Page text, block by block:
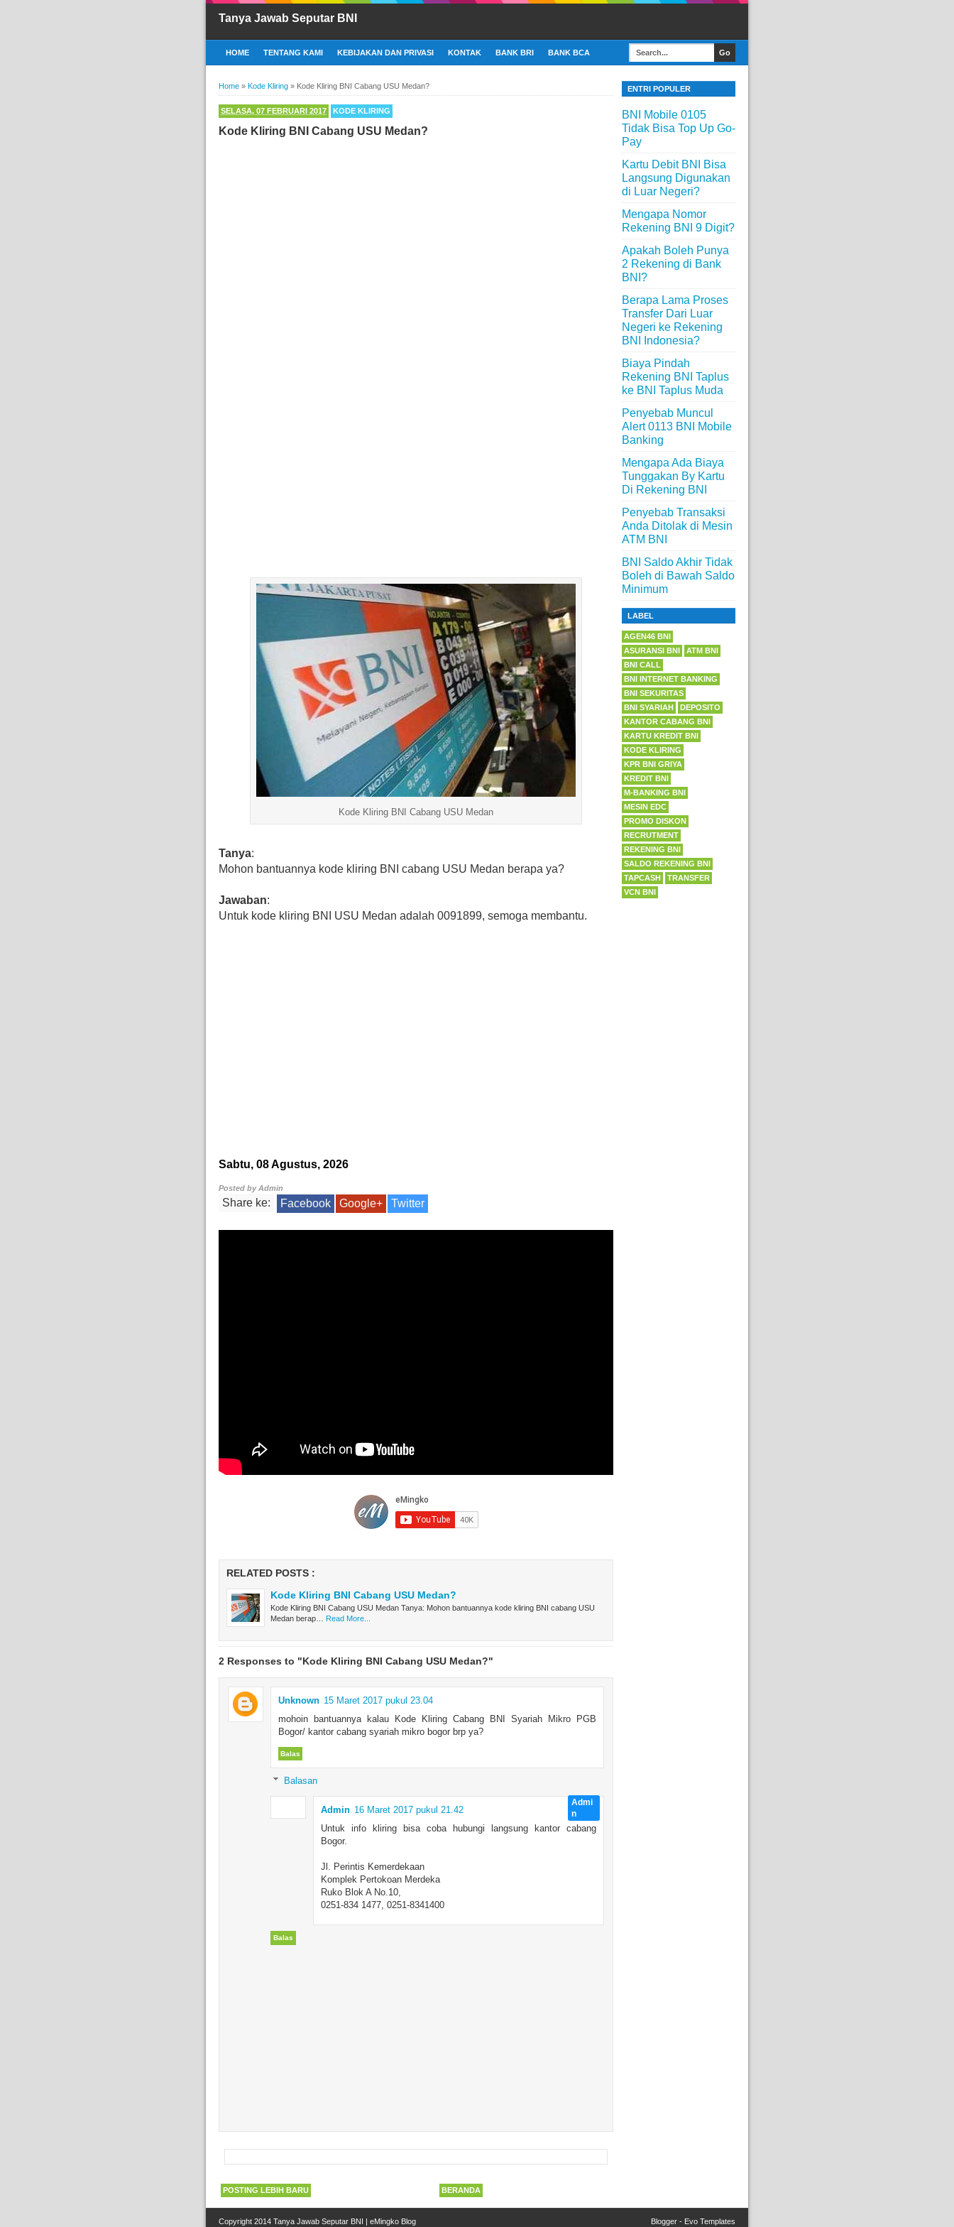
Tanya Jawab Seputar BNI
HOME TENTANG KAMI KEBIJAKAN DAN PRIVASI KONTAK BANK BRI BANK BCA
Home » Kode Kliring » Kode Kliring BNI Cabang USU Medan?
SELASA, 07 FEBRUARI 2017 KODE KLIRING
Kode Kliring BNI Cabang USU Medan?
Kode Kliring BNI Cabang USU Medan
Tanya:
Mohon bantuannya kode kliring BNI cabang USU Medan berapa ya?
Jawaban:
Untuk kode kliring BNI USU Medan adalah 0091899, semoga membantu.
Sabtu, 08 Agustus, 2026
Posted byAdmin
Share ke: Facebook Google+ Twitter
RELATED POSTS :
Kode Kliring BNI Cabang USU Medan?
Kode Kliring BNI Cabang USU Medan Tanya: Mohon bantuannya kode kliring BNI cabang USU
Medan berap…
Read More...
2 Responses to "Kode Kliring BNI Cabang USU Medan?"
Unknown 15 Maret 2017 pukul 23.04
mohoin bantuannya kalau Kode Kliring Cabang BNI Syariah Mikro PGB
Bogor/ kantor cabang syariah mikro bogor brp ya?
Balas
Balasan
Admin 16 Maret 2017 pukul 21.42
Untuk info kliring bisa coba hubungi langsung kantor cabang
Bogor.
Jl. Perintis Kemerdekaan
Komplek Pertokoan Merdeka
Ruko Blok A No.10,
0251-834 1477, 0251-8341400
Balas
POSTING LEBIH BARU BERANDA
ENTRI POPULER
BNI Mobile 0105
Tidak Bisa Top Up Go-
Pay
Kartu Debit BNI Bisa
Langsung Digunakan
di Luar Negeri?
Mengapa Nomor
Rekening BNI 9 Digit?
Apakah Boleh Punya
2 Rekening di Bank
BNI?
Berapa Lama Proses
Transfer Dari Luar
Negeri ke Rekening
BNI Indonesia?
Biaya Pindah
Rekening BNI Taplus
ke BNI Taplus Muda
Penyebab Muncul
Alert 0113 BNI Mobile
Banking
Mengapa Ada Biaya
Tunggakan By Kartu
Di Rekening BNI
Penyebab Transaksi
Anda Ditolak di Mesin
ATM BNI
BNI Saldo Akhir Tidak
Boleh di Bawah Saldo
Minimum
LABEL
AGEN46 BNI
ASURANSI BNI
ATM BNI
BNI CALL
BNI INTERNET BANKING
BNI SEKURITAS
BNI SYARIAH
DEPOSITO
KANTOR CABANG BNI
KARTU KREDIT BNI
KODE KLIRING
KPR BNI GRIYA
KREDIT BNI
M-BANKING BNI
MESIN EDC
PROMO DISKON
RECRUTMENT
REKENING BNI
SALDO REKENING BNI
TAPCASH
TRANSFER
VCN BNI
Copyright 2014 Tanya Jawab Seputar BNI | eMingko Blog Blogger - Evo Templates